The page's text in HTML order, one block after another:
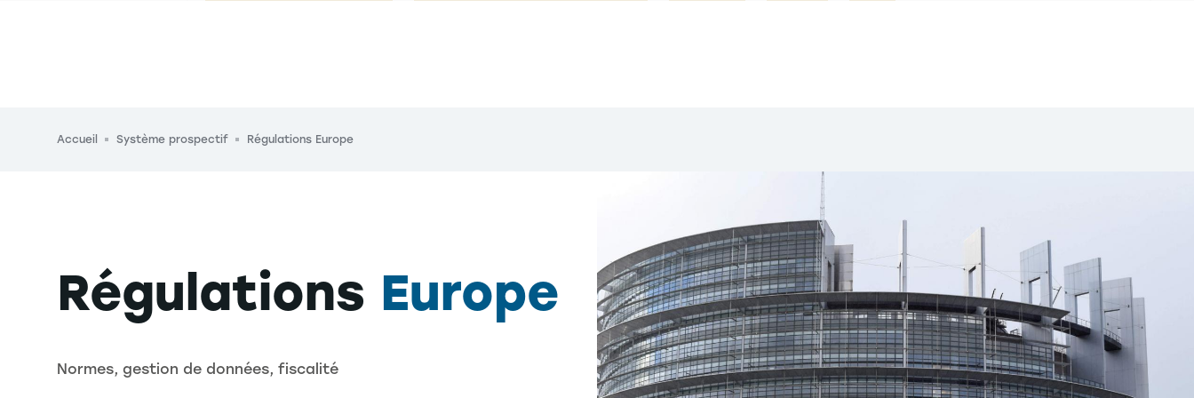
Fil d'Ariane
Accueil Système prospectif Régulations Europe
Régulations Europe
Normes, gestion de données, fiscalité